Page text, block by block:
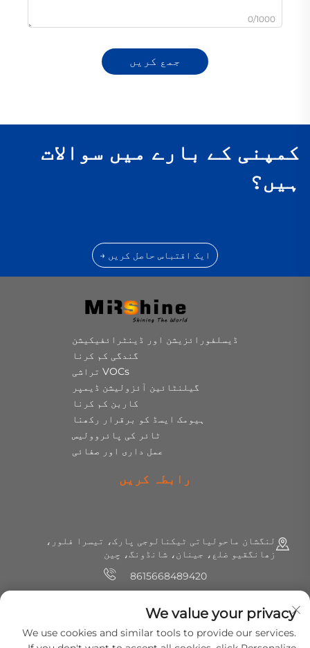
0/1000
جمع کریں
کمپنی کے بارے میں سوالات
ہیں؟
ایک اقتباس حاصل کریں →
ڈیسلفورائزیشن اور ڈینٹرائفیکیشن
گندگی کم کرنا
VOCs تراشی
گیلنٹائین آئزولیشن ڈیمپر
کاربن کم کرنا
ہیومک ایسڈ کو برقرار رکھنا
ٹائر کی پائروولیس
عمل داری اور صفائی
رابطہ کریں
لنگشان ماحولیاتی ٹیکنالوجی پارک، تیسرا فلور،
زھانگقیو ضلع، جینان، شانڈونگ، چین
8615668489420
[email protected]
We value your privacy
We use cookies and similar tools to provide our services.